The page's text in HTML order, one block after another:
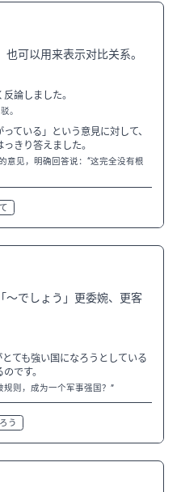
可以用来表示对比关系。
論しました。
。
ている」という意見に対して、
きり答えました。
意见，明确回答说：“这完全没有根
〜でしょう」更委婉、更客
とても強い国になろうとしている
です。
则，成为一个军事强国？”
う